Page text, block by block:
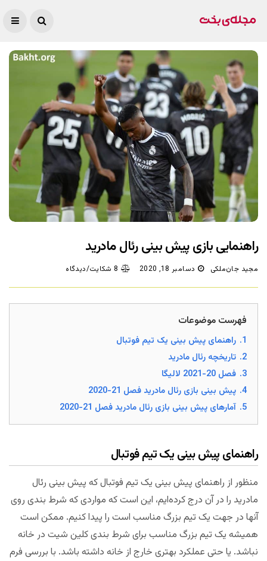
راهنمایی بازی پیش بینی رئال مادرید
مجید جان‌ملکی دسامبر 18, 2020 8 شکایت/دیدگاه
فهرست موضوعات
1. راهنمای پیش بینی یک تیم فوتبال
2. تاریخچه رئال مادرید
3. فصل 20-2021 لالیگا
4. پیش بینی بازی رئال مادرید فصل 21-2020
5. آمارهای پیش بینی بازی رئال مادرید فصل 21-2020
راهنمای پیش بینی یک تیم فوتبال
منظور از راهنمای پیش بینی یک تیم فوتبال که پیش بینی رئال
مادرید را در آن درج کرده‌ایم، این است که مواردی که شرط بندی روی
آنها در جهت یک تیم بزرگ مناسب است را پیدا کنیم. ممکن است
همیشه یک تیم بزرگ مناسب برای شرط بندی کلین شیت در خانه
نباشد. یا حتی عملکرد بهتری خارج از خانه داشته باشد. با بررسی فرم